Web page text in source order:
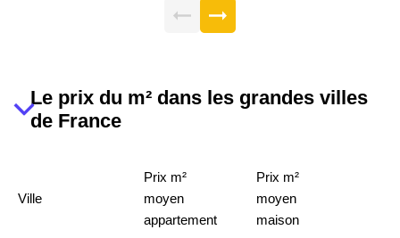
Le prix du m² dans les grandes villes
de France
Ville
Prix m²
moyen
appartement
Prix m²
moyen
maison